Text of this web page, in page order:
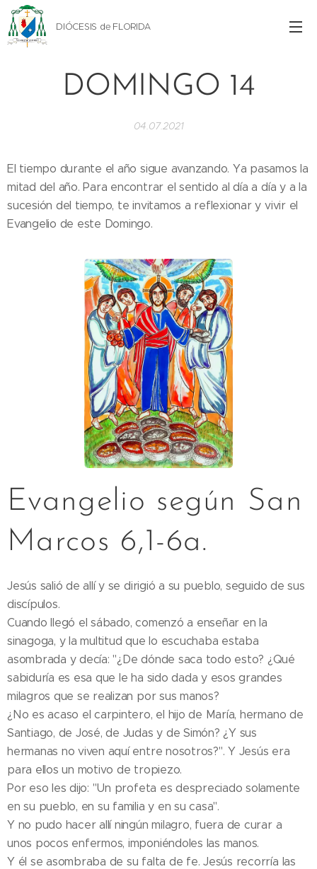
DIÓCESIS de FLORIDA
DOMINGO 14
04.07.2021
El tiempo durante el año sigue avanzando. Ya pasamos la
mitad del año. Para encontrar el sentido al día a día y a la
sucesión del tiempo, te invitamos a reflexionar y vivir el
Evangelio de este Domingo.
Evangelio según San
Marcos 6,1-6a.
Jesús salió de allí y se dirigió a su pueblo, seguido de sus
discípulos.
Cuando llegó el sábado, comenzó a enseñar en la
sinagoga, y la multitud que lo escuchaba estaba
asombrada y decía: "¿De dónde saca todo esto? ¿Qué
sabiduría es esa que le ha sido dada y esos grandes
milagros que se realizan por sus manos?
¿No es acaso el carpintero, el hijo de María, hermano de
Santiago, de José, de Judas y de Simón? ¿Y sus
hermanas no viven aquí entre nosotros?". Y Jesús era
para ellos un motivo de tropiezo.
Por eso les dijo: "Un profeta es despreciado solamente
en su pueblo, en su familia y en su casa".
Y no pudo hacer allí ningún milagro, fuera de curar a
unos pocos enfermos, imponiéndoles las manos.
Y él se asombraba de su falta de fe. Jesús recorría las